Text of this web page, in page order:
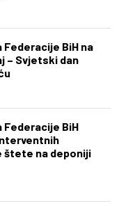
BiH na
– Svjetski dan
Federacije BiH
štete na deponiji